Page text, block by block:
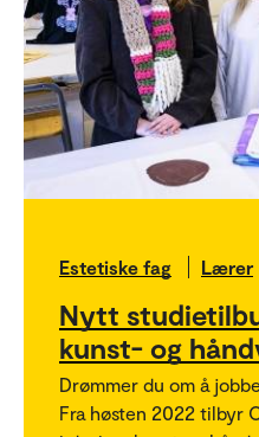
Estetiske fag Lærer
Nytt
kunst- og
Drømmer du om å
Fra høsten 2022 tilbyr